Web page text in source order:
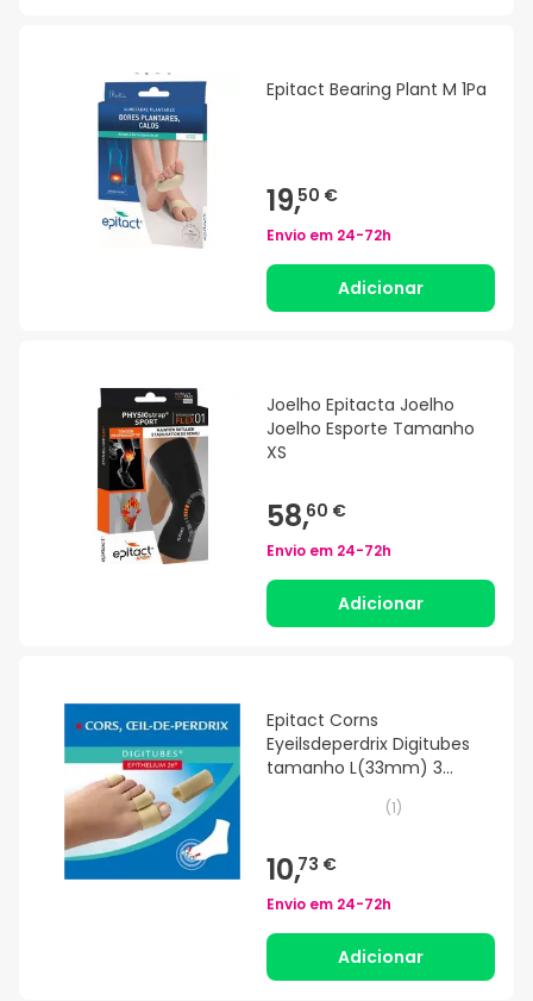
Epitact Bearing Plant M 1Pa
19,50 €
Envio em 24-72h
Adicionar
Joelho Epitacta Joelho
Joelho Esporte Tamanho
XS
58,60 €
Envio em 24-72h
Adicionar
Epitact Corns
Eyeilsdeperdrix Digitubes
tamanho L(33mm) 3
(1)
10,73 €
Envio em 24-72h
Adicionar